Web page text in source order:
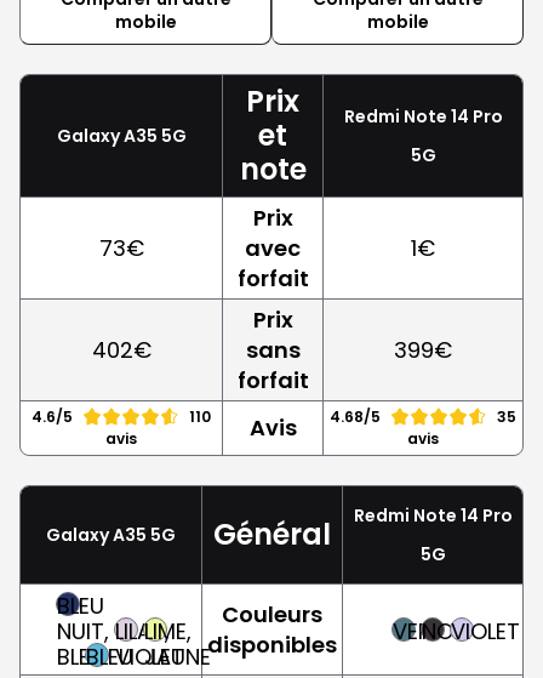
mobile
mobile
Galaxy A35 5G
Prix
et
note
Redmi Note 14 Pro
5G
73€
Prix
avec
forfait
1€
402€
Prix
sans
forfait
399€
4.6/5
110
avis
Avis 4.68/5
35
avis
Galaxy A35 5G Général
Redmi Note 14 Pro
5G
BLEU
NUIT,
BLEUBLEU
LILAS,
VIOLET
LIME,
JAUNE
Couleurs
disponibles
VERTNOIRVIOLET